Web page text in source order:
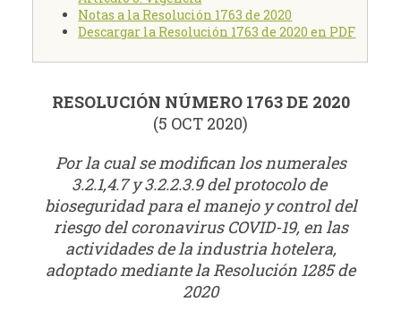
Notas a la Resolución 1763 de 2020
Descargar la Resolución 1763 de 2020 en PDF
RESOLUCIÓN NÚMERO 1763 DE 2020
(5 OCT 2020)
Por la cual se modifican los numerales
3.2.1,4.7 y 3.2.2.3.9 del protocolo de
bioseguridad para el manejo y control del
riesgo del coronavirus COVID-19, en las
actividades de la industria hotelera,
adoptado mediante la Resolución 1285 de
2020